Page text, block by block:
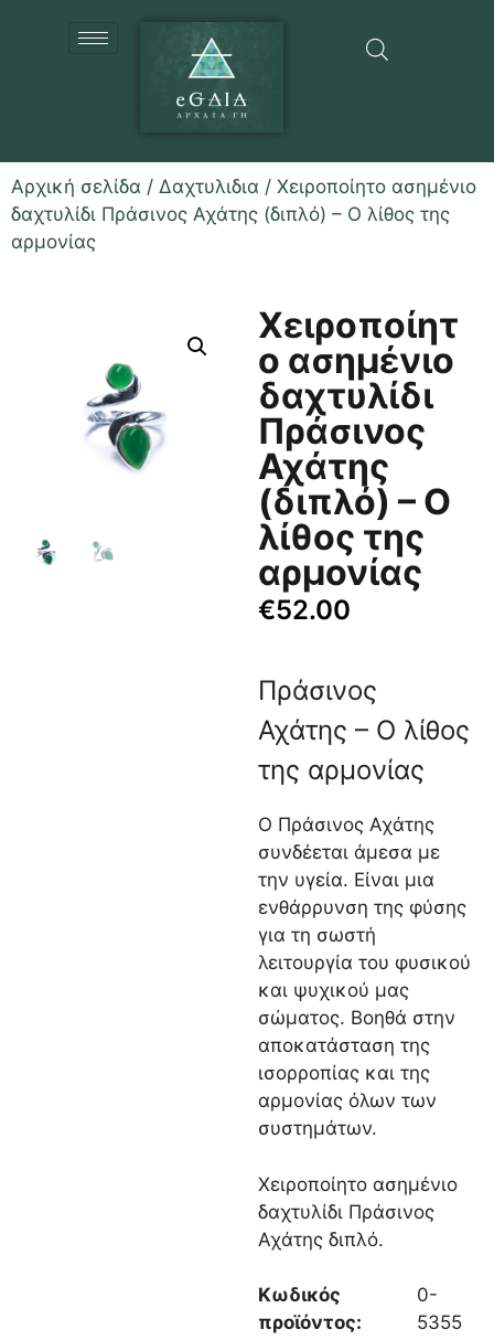
Αρχική σελίδα / Δαχτυλιδια / Χειροποίητο ασημένιο
δαχτυλίδι Πράσινος Αχάτης (διπλό) – Ο λίθος της
αρμονίας
Χειροποίητ
ο ασημένιο
δαχτυλίδι
Πράσινος
Αχάτης
(διπλό) – Ο
λίθος της
αρμονίας
€52.00
Πράσινος
Αχάτης – Ο λίθος
της αρμονίας
Ο Πράσινος Αχάτης
συνδέεται άμεσα με
την υγεία. Είναι μια
ενθάρρυνση της φύσης
για τη σωστή
λειτουργία του φυσικού
και ψυχικού μας
σώματος. Βοηθά στην
αποκατάσταση της
ισορροπίας και της
αρμονίας όλων των
συστημάτων.
Χειροποίητο ασημένιο
δαχτυλίδι Πράσινος
Αχάτης διπλό.
Κωδικός
προϊόντος:
0-
5355